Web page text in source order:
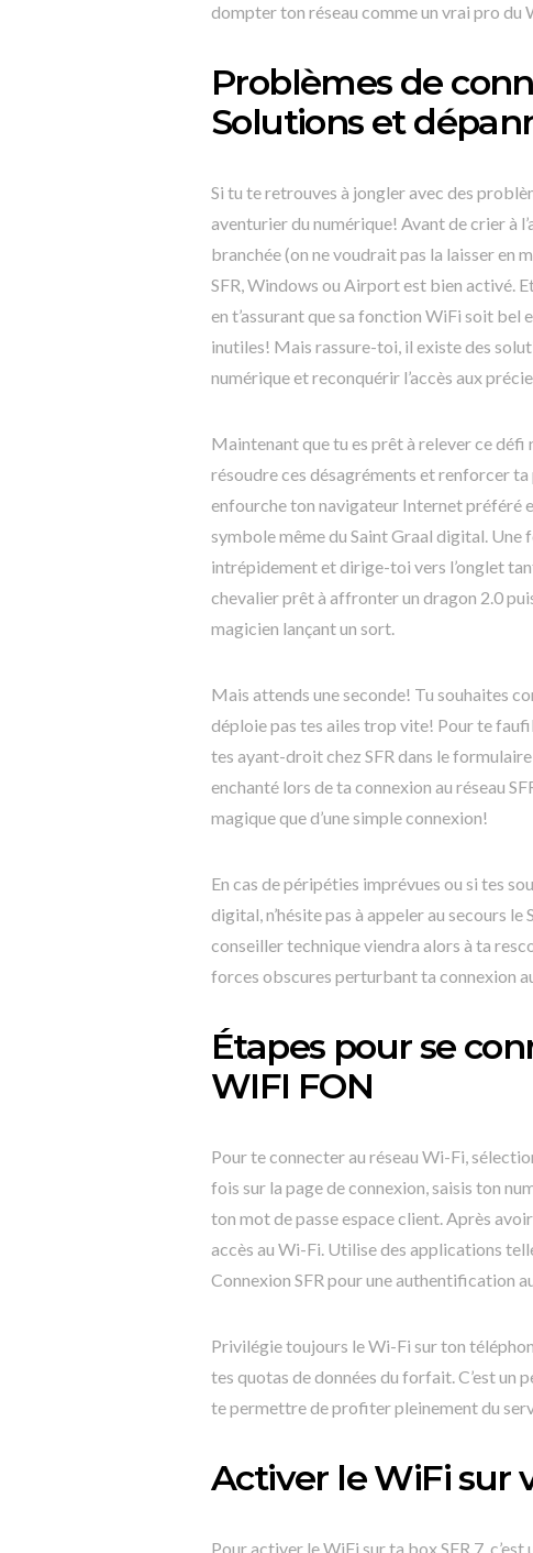
dompter ton réseau comme un vrai pro du
Problèmes de
Solutions et
Si tu te retrouves à jongler avec des
aventurier du numérique! Avant de crier à
branchée (on ne voudrait pas la laisser
SFR, Windows ou Airport est bien activé.
en t’assurant que sa fonction WiFi soit
inutiles! Mais rassure-toi, il existe des
numérique et reconquérir l’accès aux
Maintenant que tu es prêt à relever ce
résoudre ces désagréments et renforcer
enfourche ton navigateur Internet préféré
symbole même du Saint Graal digital.
intrépidement et dirige-toi vers l’onglet
chevalier prêt à affronter un dragon 2.0
magicien lançant un sort.
Mais attends une seconde! Tu souhaites
déploie pas tes ailes trop vite! Pour te
tes ayant-droit chez SFR dans le
enchanté lors de ta connexion au réseau
magique que d’une simple connexion!
En cas de péripéties imprévues ou si tes
digital, n’hésite pas à appeler au secours
conseiller technique viendra alors à ta
forces obscures perturbant ta connexion
Étapes pour se
WIFI FON
Pour te connecter au réseau Wi-Fi,
fois sur la page de connexion, saisis ton
ton mot de passe espace client. Après
accès au Wi-Fi. Utilise des applications
Connexion SFR pour une authentification
Privilégie toujours le Wi-Fi sur ton
tes quotas de données du forfait. C’est
te permettre de profiter pleinement du
Activer le WiFi sur
Pour activer le WiFi sur ta box SFR 7,